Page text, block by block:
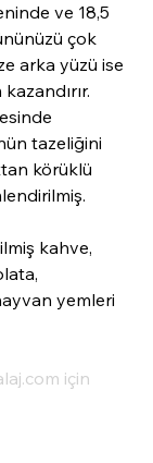
ve 18,5
çok
arka yüzü ise
tazeliğini
körüklü
kahve,
yemleri
için